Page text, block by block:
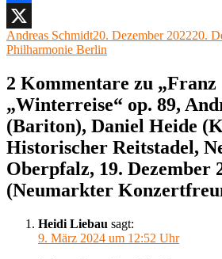
Facebook
X
Autor
Andreas SchmidtVeröffentlicht
am
20. Dezember 202220.
Philharmonie Berlin
2 Kommentare zu „Franz
„Winterreise“ op. 89,
(Bariton), Daniel Heide
Historischer Reitstadel,
Oberpfalz, 19. Dezember
(Neumarkter
Heidi Liebau sagt:
9. März 2024 um 12:52 Uhr